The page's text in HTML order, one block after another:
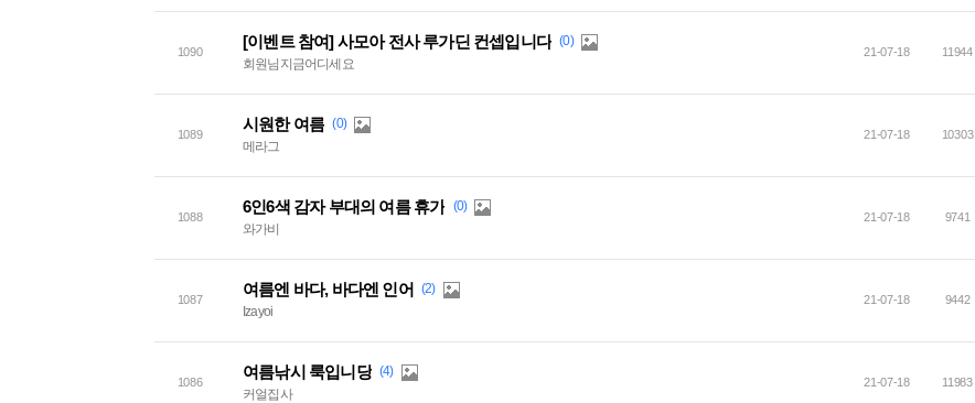
1090
[이벤트 참여] 사모아 전사 루가딘 컨셉입니다 (0)
회원님지금어디세요
21-07-18 11944
1089
시원한 여름 (0)
메라그
21-07-18 10303
1088
6인6색 감자 부대의 여름 휴가 (0)
와가비
21-07-18 9741
1087
여름엔 바다, 바다엔 인어 (2)
Izayoi
21-07-18 9442
1086
여름낚시 룩입니당 (4)
커얼집사
21-07-18 11983